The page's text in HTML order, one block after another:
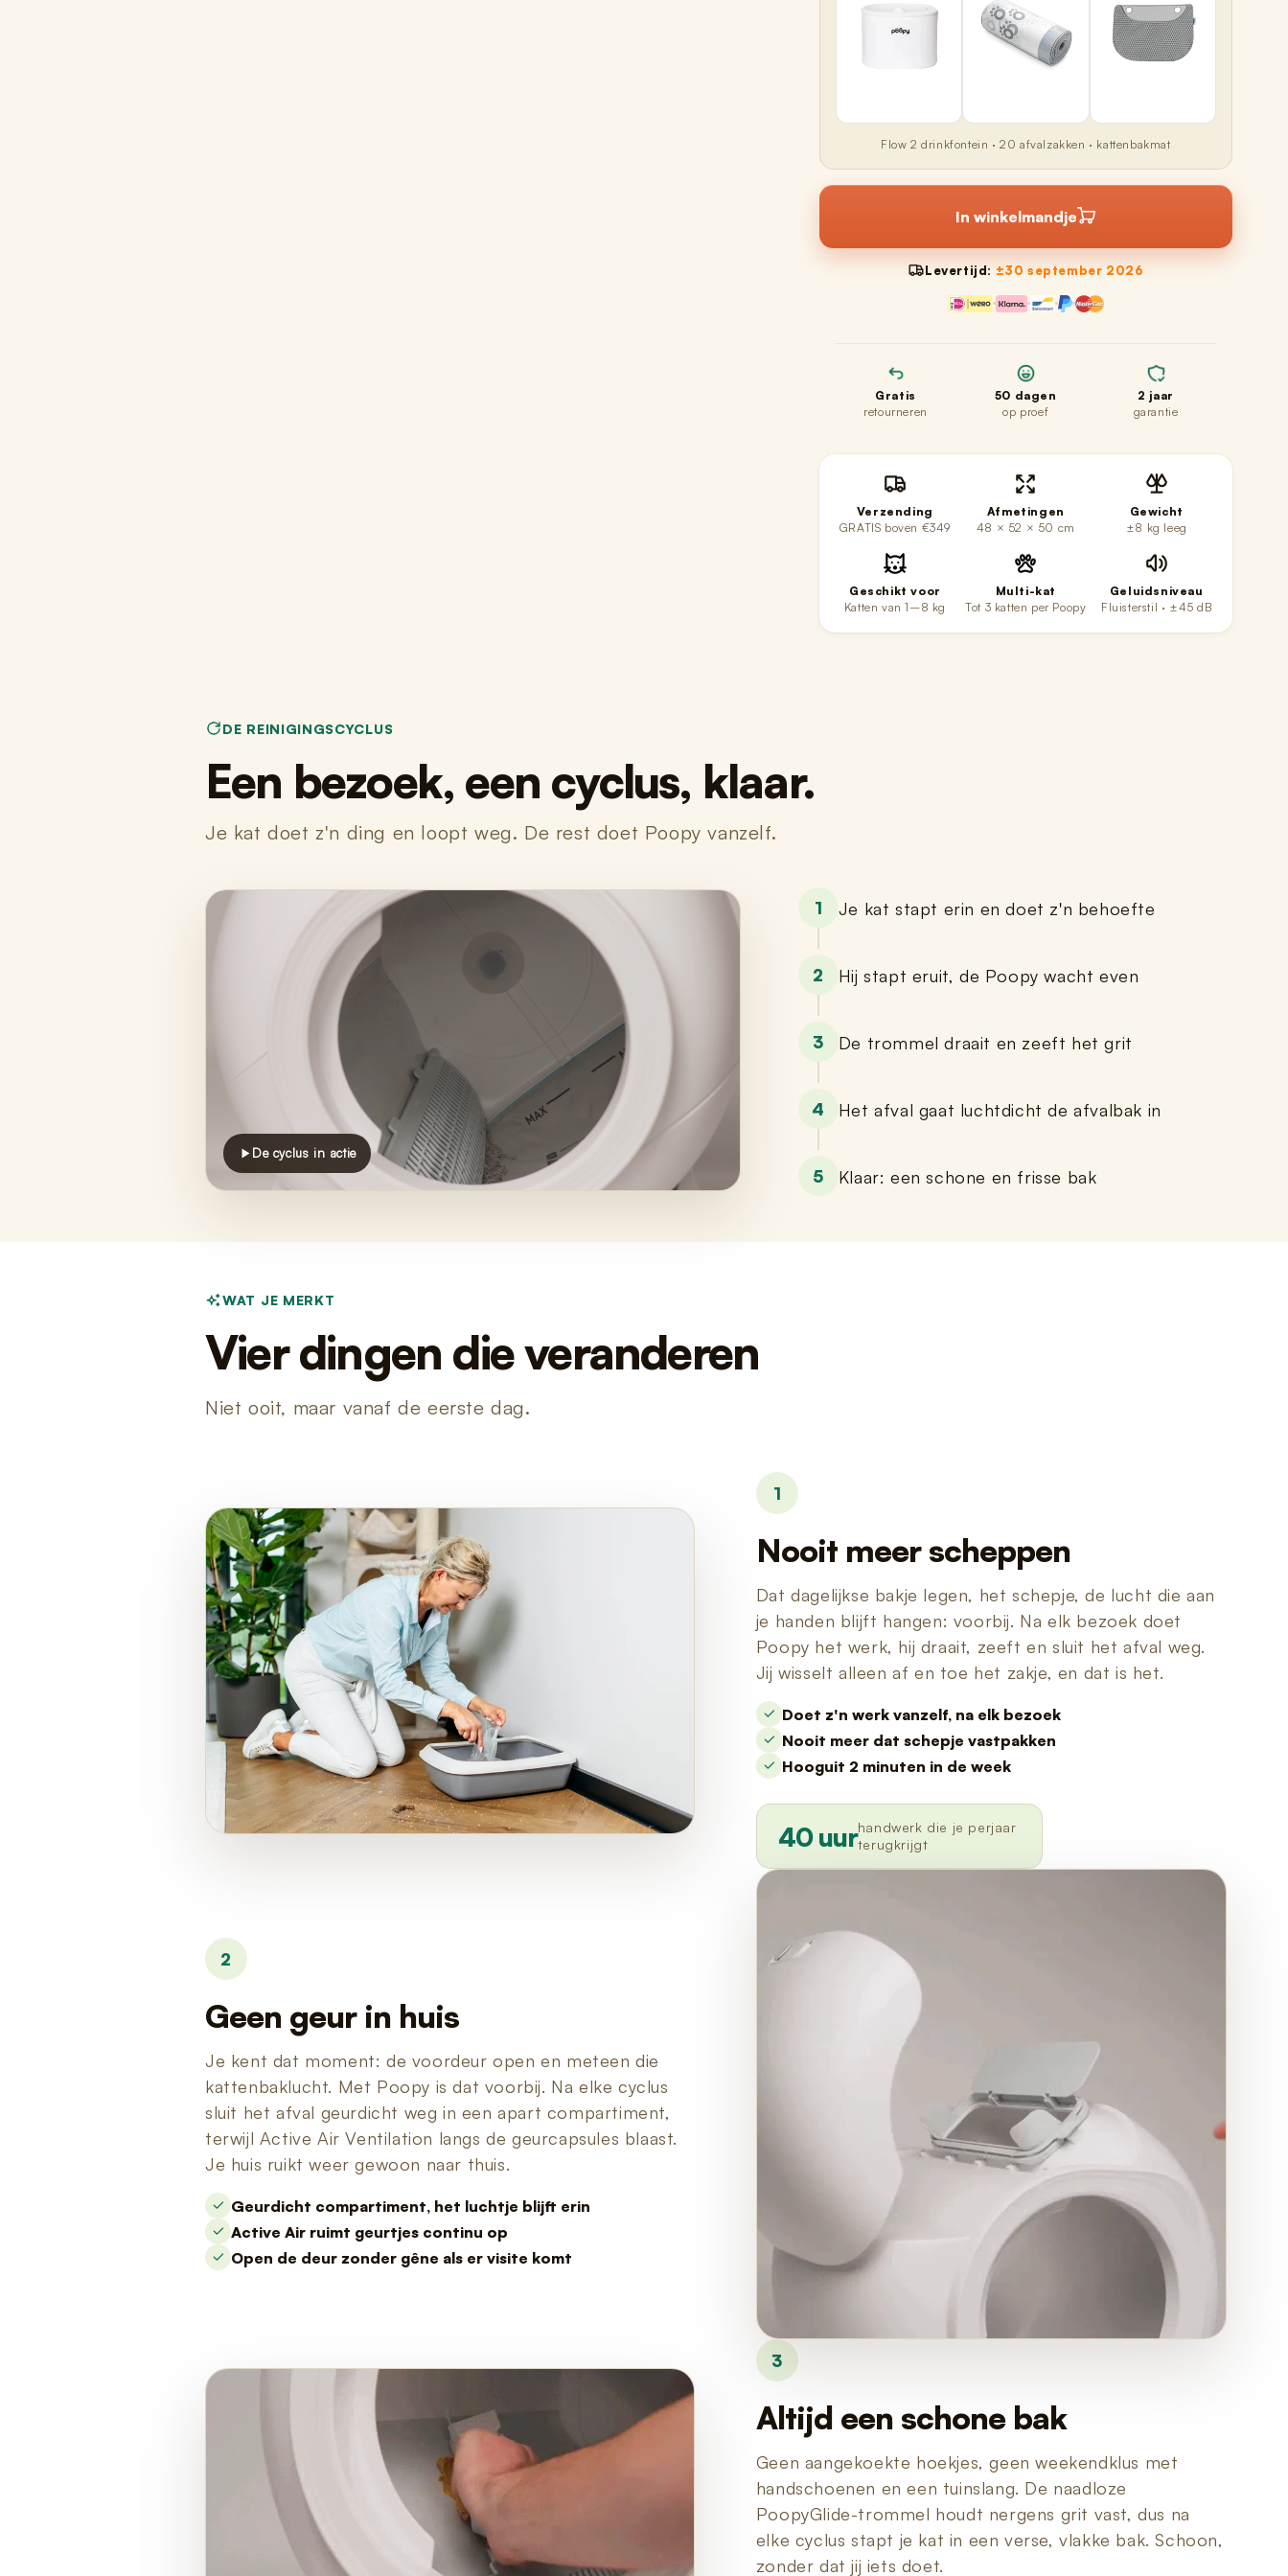
Flow 2 drinkfontein · 20 afvalzakken · kattenbakmat
In winkelmandje
Levertijd: ±30 september 2026
Gratis
retourneren
50 dagen
op proef
2 jaar
garantie
Verzending
GRATIS boven €349
Afmetingen
48 × 52 × 50 cm
Gewicht
±8 kg leeg
Geschikt voor
Katten van 1–8 kg
Multi-kat
Tot 3 katten per Poopy
Geluidsniveau
Fluisterstil · ±45 dB
DE REINIGINGSCYCLUS
Een bezoek, een cyclus, klaar.
Je kat doet z'n ding en loopt weg. De rest doet Poopy vanzelf.
De cyclus in actie
1 Je kat stapt erin en doet z'n behoefte
2 Hij stapt eruit, de Poopy wacht even
3 De trommel draait en zeeft het grit
4 Het afval gaat luchtdicht de afvalbak in
5 Klaar: een schone en frisse bak
WAT JE MERKT
Vier dingen die veranderen
Niet ooit, maar vanaf de eerste dag.
1
Nooit meer scheppen
Dat dagelijkse bakje legen, het schepje, de lucht die aan
je handen blijft hangen: voorbij. Na elk bezoek doet
Poopy het werk, hij draait, zeeft en sluit het afval weg.
Jij wisselt alleen af en toe het zakje, en dat is het.
Doet z'n werk vanzelf, na elk bezoek
Nooit meer dat schepje vastpakken
Hooguit 2 minuten in de week
40 uurhandwerk die je perjaar
terugkrijgt
2
Geen geur in huis
Je kent dat moment: de voordeur open en meteen die
kattenbaklucht. Met Poopy is dat voorbij. Na elke cyclus
sluit het afval geurdicht weg in een apart compartiment,
terwijl Active Air Ventilation langs de geurcapsules blaast.
Je huis ruikt weer gewoon naar thuis.
Geurdicht compartiment, het luchtje blijft erin
Active Air ruimt geurtjes continu op
Open de deur zonder gêne als er visite komt
3
Altijd een schone bak
Geen aangekoekte hoekjes, geen weekendklus met
handschoenen en een tuinslang. De naadloze
PoopyGlide-trommel houdt nergens grit vast, dus na
elke cyclus stapt je kat in een verse, vlakke bak. Schoon,
zonder dat jij iets doet.